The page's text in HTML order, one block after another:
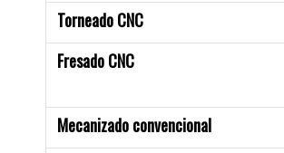
Torneado CNC
Fresado CNC
Mecanizado convencional